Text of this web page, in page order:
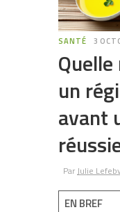
SANTÉ 3
un
avant
Par Julie
EN BREF